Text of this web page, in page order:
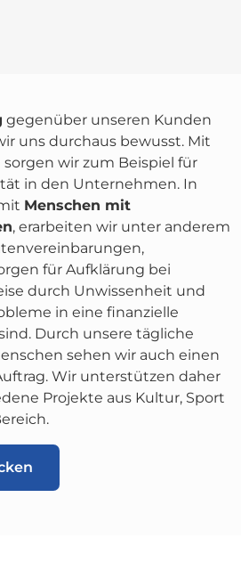
gegenüber unseren Kunden
uns durchaus bewusst. Mit
wir zum Beispiel für
in den Unternehmen. In
Menschen mit
, erarbeiten wir unter anderem
für Aufklärung bei
durch Unwissenheit und
in eine finanzielle
Durch unsere tägliche
sehen wir auch einen
Wir unterstützen daher
Projekte aus Kultur, Sport